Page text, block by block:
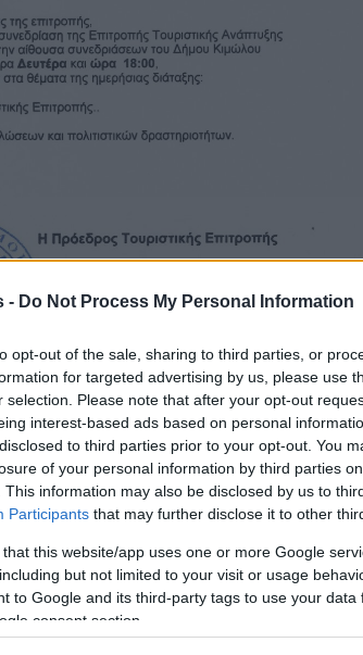
- Do Not Process My Personal Information
opt-out of the sale, sharing to third parties, or
for targeted advertising by us, please use
selection. Please note that after your opt-out
interest-based ads based on personal
to third parties prior to your opt-out. You
of your personal information by third parties
This information may also be disclosed by us to
Participants that may further disclose it to other
that this website/app uses one or more Google
but not limited to your visit or usage
to Google and its third-party tags to use your
consent section.
ΟΙ ΧΟΡΗΓΟΙ ΚΑΘΑΡΙΣΜΟΥ